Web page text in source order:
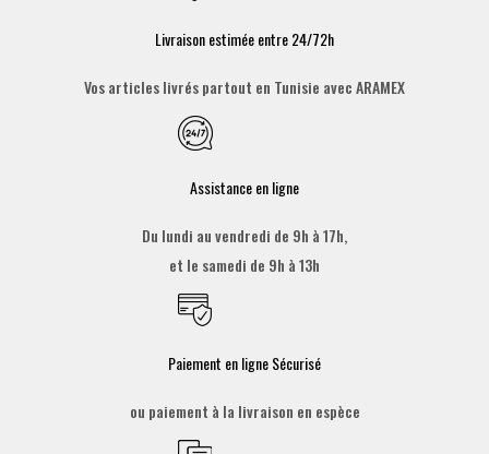
Livraison estimée entre 24/72h
Vos articles livrés partout en Tunisie avec ARAMEX
Assistance en ligne
Du lundi au vendredi de 9h à 17h,
et le samedi de 9h à 13h
Paiement en ligne Sécurisé
ou paiement à la livraison en espèce